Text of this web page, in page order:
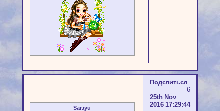
Поделиться
6
25th Nov
2016 17:29:44
Sarayu